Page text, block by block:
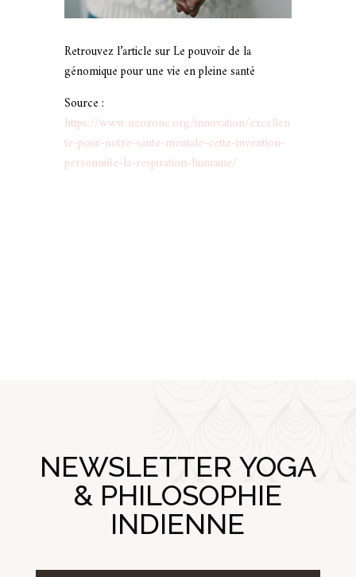
Retrouvez l’article surLe pouvoir de la
génomique pour une vie en pleine santé
Source :
https://www.neozone.org/innovation/excellen
te-pour-notre-sante-mentale-cette-invention-
personnifie-la-respiration-humaine/
NEWSLETTER YOGA
& PHILOSOPHIE
INDIENNE